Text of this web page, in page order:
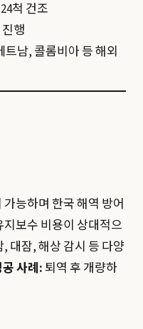
척 건조
행
트남, 콜롬비아 등 해외
능하며 한국 해역 방어
지보수 비용이 상대적으
, 대잠, 해상 감시 등 다양
사례: 퇴역 후 개량하